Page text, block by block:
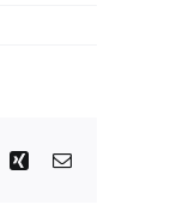
Xing Correo